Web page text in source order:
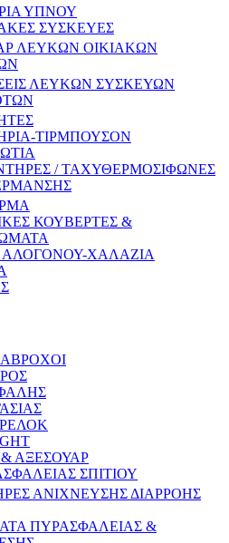
ΥΠΝΟΥ
ΣΥΣΚΕΥΕΣ
ΛΕΥΚΩΝ ΟΙΚΙΑΚΩΝ
ΛΕΥΚΩΝ ΣΥΣΚΕΥΩΝ
ΤΙΡΜΠΟΥΣΟΝ
/ ΤΑΧΥΘΕΡΜΟΣΙΦΩΝΕΣ
ΚΟΥΒΕΡΤΕΣ &
ΧΑΛΑΖΙΑ
ΑΞΕΣΟΥΑΡ
ΣΠΙΤΙΟΥ
ΑΝΙΧΝΕΥΣΗΣ ΔΙΑΡΡΟΗΣ
ΠΥΡΑΣΦΑΛΕΙΑΣ &